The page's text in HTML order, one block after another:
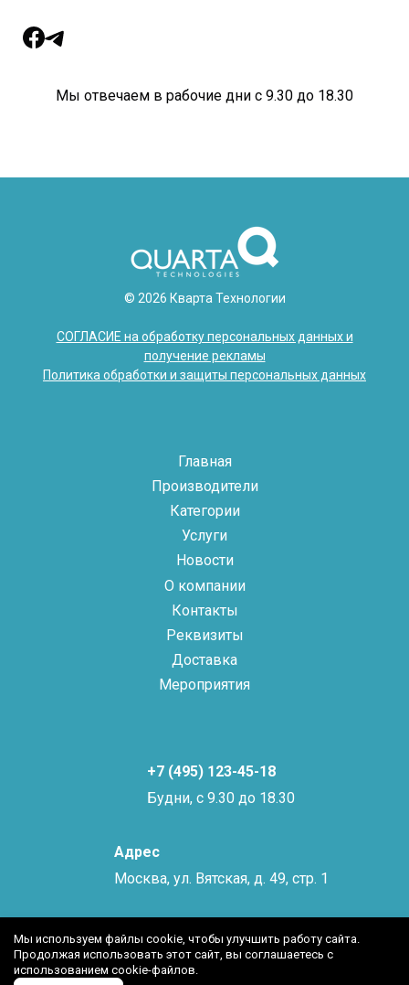
Мы отвечаем в рабочие дни с 9.30 до 18.30
© 2026 Кварта Технологии
СОГЛАСИЕ на обработку персональных данных и
получение рекламы
Политика обработки и защиты персональных данных
Главная
Производители
Категории
Услуги
Новости
О компании
Контакты
Реквизиты
Доставка
Мероприятия
+7 (495) 123-45-18
Будни, с 9.30 до 18.30
Адрес
Москва, ул. Вятская, д. 49, стр. 1
Мы используем файлы cookie, чтобы улучшить работу сайта.
Продолжая использовать этот сайт, вы соглашаетесь с
использованием cookie-файлов.